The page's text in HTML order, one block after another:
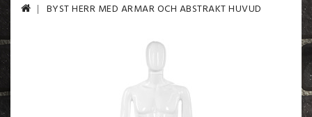
BYST HERR MED ARMAR OCH ABSTRAKT HUVUD